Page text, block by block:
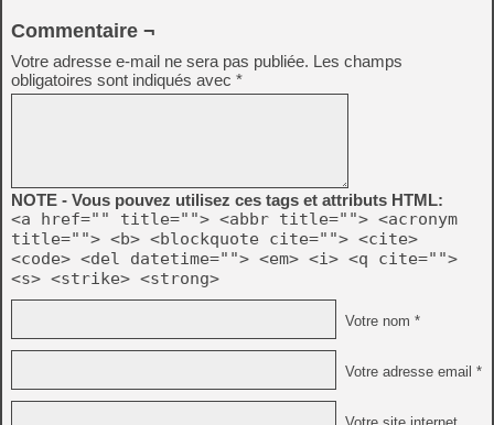
Commentaire ¬
Votre adresse e-mail ne sera pas publiée. Les champs
obligatoires sont indiqués avec *
NOTE - Vous pouvez utilisez ces tags et attributs HTML:
<a href="" title=""> <abbr title=""> <acronym
title=""> <b> <blockquote cite=""> <cite>
<code> <del datetime=""> <em> <i> <q cite="">
<s> <strike> <strong>
Votre nom *
Votre adresse email *